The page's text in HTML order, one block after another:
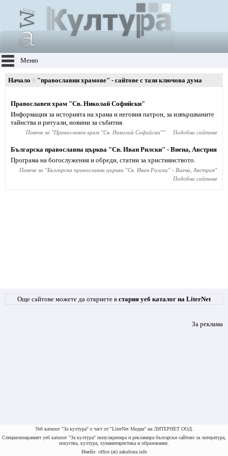
Меню
Начало "православни храмове" - сайтове с тази ключова дума
Православен храм "Св. Николай Софийски"
Информация за историята на храма и неговия патрон, за извършваните
тайнства и ритуали, новини за събития.
Повече за "Православен храм "Св. Николай Софийски"" Подобни сайтове
Българска православна църква "Св. Иван Рилски" - Виена, Австрия
Програма на богослужения и обреди, статии за християнството.
Повече за "Българска православна църква "Св. Иван Рилски" - Виена, Австрия"
Подобни сайтове
Още сайтове можете да откриете в стария уеб каталог на LiterNet
За реклама
Уеб каталог "За култура" е част от "LiterNet Медиа" на ЛИТЕРНЕТ ООД.
Специализираният уеб каталог "За култура" популяризира и рекламира български сайтове за литература,
изкуства, култура, хуманитаристика и образование.
Имейл: office (at) zakultura.info